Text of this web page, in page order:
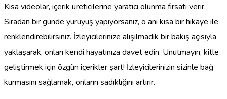
Kısa videolar, içerik üreticilerine yaratıcı olunma fırsatı verir.
Sıradan bir günde yürüyüş yapıyorsanız, o anı kısa bir hikaye ile
renklendirebilirsiniz. İzleyicilerinize alışılmadık bir bakış açısıyla
yaklaşarak, onları kendi hayatınıza davet edin. Unutmayın, kitle
geliştirmek için özgün içerikler şart! İzleyicilerinizin sizinle bağ
kurmasını sağlamak, onların sadıklığını artırır.